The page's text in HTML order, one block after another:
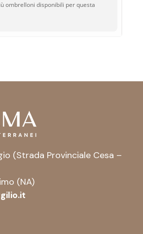
ombrelloni disponibili per questa
(Strada Provinciale Cesa –
(NA)